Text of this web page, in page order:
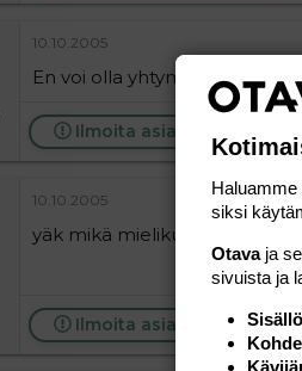
10.10.2005
En voi olla yhtymättä
Ilmoita asiaton viesti
10.10.2005
yäk mikä mielikuvitus :kieh:
Ilmoita asiaton viesti
Haluamme
siksi
Otavaja
sivuista ja